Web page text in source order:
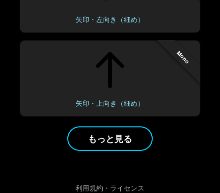
矢印・左向き（細め）
Mono
矢印・上向き（細め）
もっと見る
利用規約・ライセンス